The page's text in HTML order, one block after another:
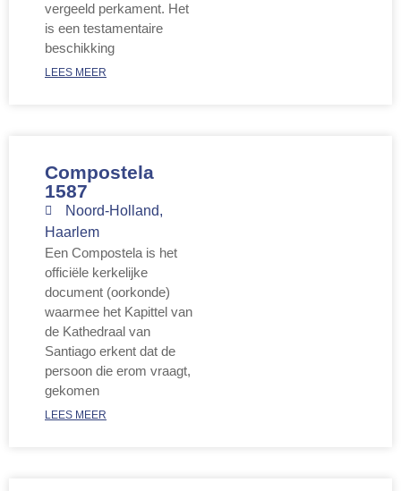
vergeeld perkament. Het
is een testamentaire
beschikking
LEES MEER
Compostela
1587
Noord-Holland,
Haarlem
Een Compostela is het
officiële kerkelijke
document (oorkonde)
waarmee het Kapittel van
de Kathedraal van
Santiago erkent dat de
persoon die erom vraagt,
gekomen
LEES MEER